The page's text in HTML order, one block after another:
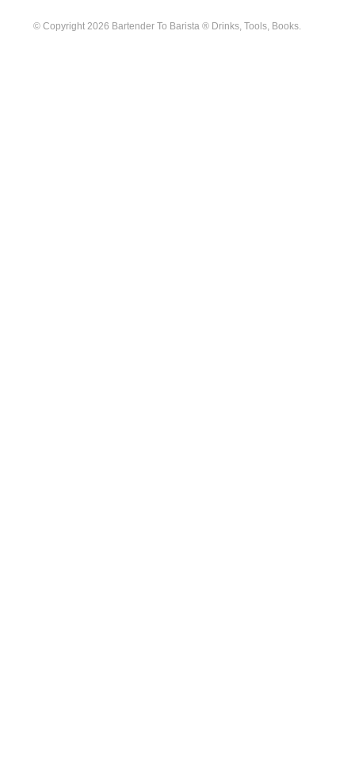
© Copyright 2026 Bartender To Barista ® Drinks, Tools, Books.